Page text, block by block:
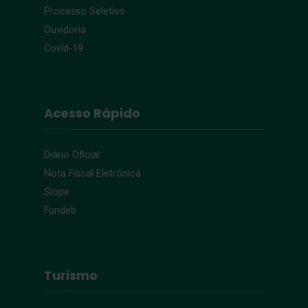
Processo Seletivo
Ouvidoria
Covid-19
Acesso Rápido
Diário Oficial
Nota Fiscal Eletrônica
Siope
Fundeb
Turismo